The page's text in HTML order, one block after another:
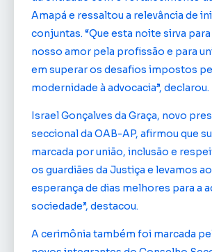
Amapá e ressaltou a relevância de
conjuntas. “Que esta noite sirva
nosso amor pela profissão e para
em superar os desafios impostos
modernidade à advocacia”, declarou.
Israel Gonçalves da Graça, novo
seccional da OAB-AP, afirmou que
marcada por união, inclusão e
os guardiães da Justiça e levamos
esperança de dias melhores para a
sociedade”, destacou.
A cerimônia também foi marcada